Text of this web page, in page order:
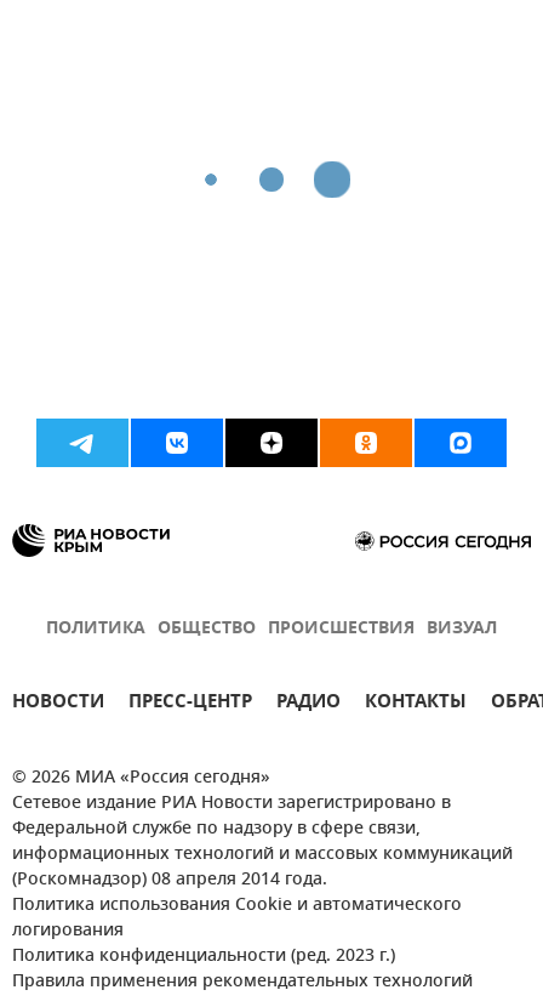
ПОЛИТИКА ОБЩЕСТВО ПРОИСШЕСТВИЯ ВИЗУАЛ
НОВОСТИ ПРЕСС-ЦЕНТР РАДИО КОНТАКТЫ
© 2026 МИА «Россия сегодня»
Сетевое издание РИА Новости зарегистрировано в
Федеральной службе по надзору в сфере связи,
информационных технологий и массовых коммуникаций
(Роскомнадзор) 08 апреля 2014 года.
Политика использования Cookie и автоматического
логирования
Политика конфиденциальности (ред. 2023 г.)
Правила применения рекомендательных технологий